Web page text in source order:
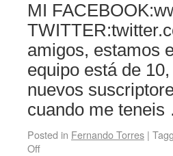
MI
amigos, estamos
equipo está de
nuevos
cuando me
Posted in Fernando Torres |
Off